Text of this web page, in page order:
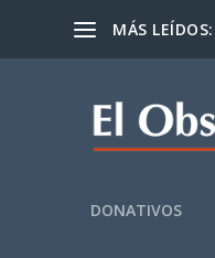
MÁS LEÍDOS:
DONATIVOS